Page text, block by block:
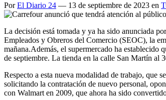
PorEl Diario 24 — 13 de septiembre de 2023 en
La decisión está tomada y ya ha sido anunciada
Empleados y Obreros del Comercio (SEOC), la
mañana.Además, el supermercado ha establecido
de septiembre. La tienda en la calle San Martín al
Respecto a esta nueva modalidad de trabajo, que
solicitando la contratación de nuevo personal,
con Walmart en 2009, que ahora ha sido